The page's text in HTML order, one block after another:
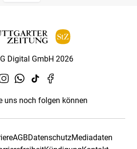
Digital GmbH 2026
uns noch folgen können
AGBDatenschutzMediadaten